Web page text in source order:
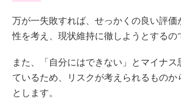
万が一失敗すれば、せっかくの良い評
性を考え、現状維持に徹しようとするの
また、「自分にはできない」とマイナ
ているため、リスクが考えられるものか
とします。